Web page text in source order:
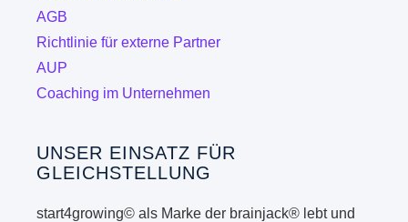
gewählt
AGB
Richtlinie für externe Partner
AUP
Coaching im Unternehmen
UNSER EINSATZ FÜR
GLEICHSTELLUNG
start4growing© als Marke der brainjack® lebt und